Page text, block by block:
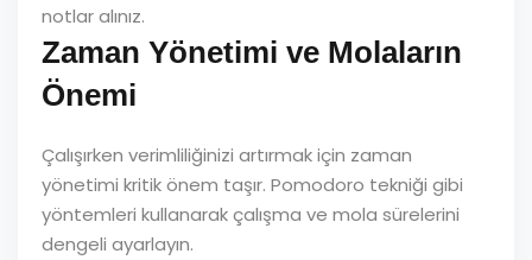
notlar alınız.
Zaman Yönetimi ve Molaların
Önemi
Çalışırken verimliliğinizi artırmak için zaman
yönetimi kritik önem taşır. Pomodoro tekniği gibi
yöntemleri kullanarak çalışma ve mola sürelerini
dengeli ayarlayın.